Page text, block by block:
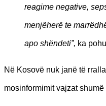
reagime negative,
menjëherë te
apo shëndeti”, ka
Në Kosovë nuk janë të
mosinformimit vajzat